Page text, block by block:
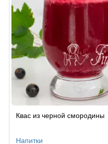
Квас из черной смородины
Напитки